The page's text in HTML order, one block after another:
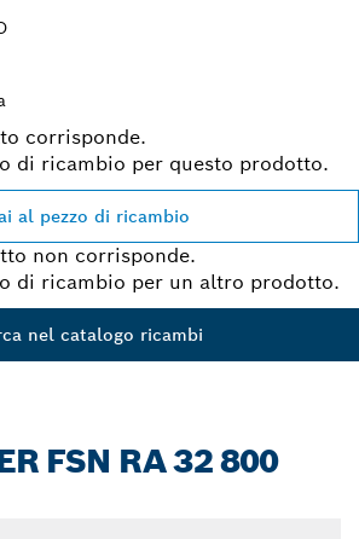
corrisponde.
di ricambio per questo prodotto.
al pezzo di ricambio
non corrisponde.
di ricambio per un altro prodotto.
nel catalogo ricambi
FSN RA 32 800